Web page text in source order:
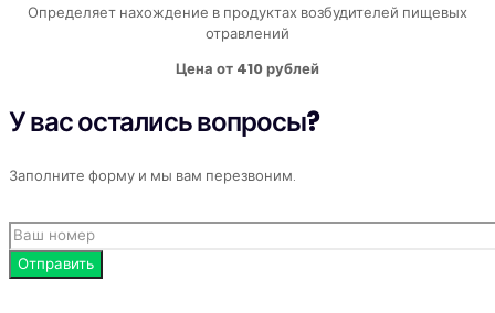
Определяет нахождение в продуктах возбудителей пищевых
отравлений
Цена от 410 рублей
У вас остались вопросы?
Заполните форму и мы вам перезвоним.